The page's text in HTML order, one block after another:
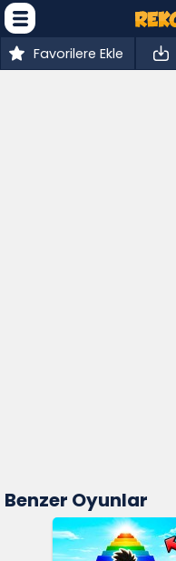
Favorilere Ekle
Benzer Oyunlar